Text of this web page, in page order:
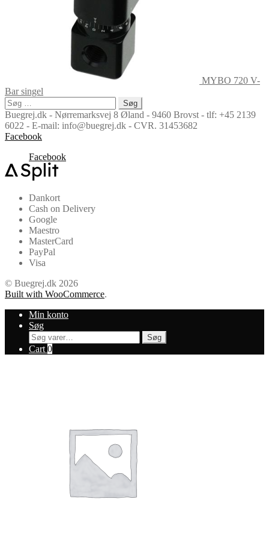
MYBO 720 V-
Bar singel
Søg
efter:
Buegrej.dk - Nørremarksvej 8 Øland - 9460 Brovst - tlf: +45 2139
6022 - E-mail: info@buegrej.dk - CVR. 31453682
Facebook
Facebook
Dankort
Cash on Delivery
Google
Maestro
MasterCard
PayPal
Visa
© Buegrej.dk 2026
Built with WooCommerce.
Min konto
Søg
Søg
efter:
Søg
Cart 0